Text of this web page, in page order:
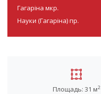
Гагаріна мкр.
Науки (Гагаріна) пр.
Площадь: 31 м2